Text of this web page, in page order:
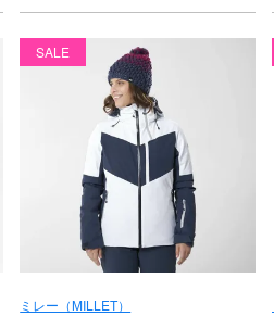
SALE
ミレー（MILLET）